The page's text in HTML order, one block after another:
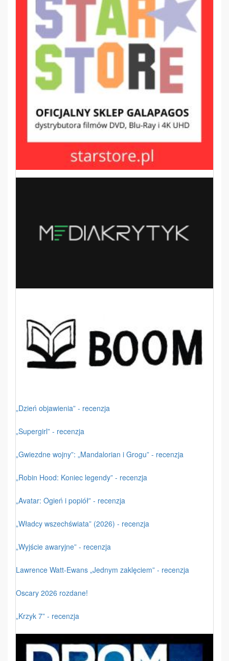
„Dzień objawienia” - recenzja
„Supergirl” - recenzja
„Gwiezdne wojny”: „Mandalorian i Grogu” - recenzja
„Robin Hood: Koniec legendy” - recenzja
„Avatar: Ogień i popiół” - recenzja
„Władcy wszechświata” (2026) - recenzja
„Wyjście awaryjne” - recenzja
Lawrence Watt-Ewans „Jednym zaklęciem” - recenzja
Oscary 2026 rozdane!
„Krzyk 7” - recenzja